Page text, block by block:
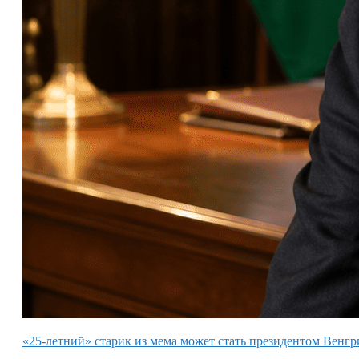
«25-летний» старик из мема может стать президентом